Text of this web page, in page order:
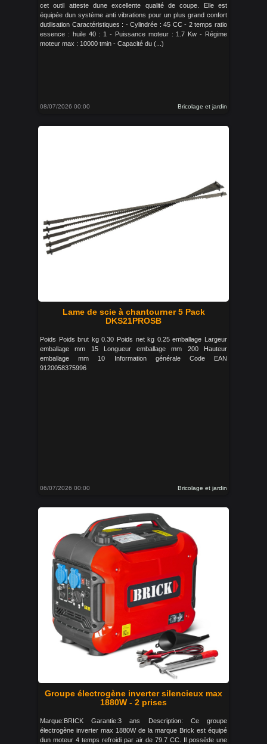
cet outil atteste dune excellente qualité de coupe. Elle est
équipée dun système anti vibrations pour un plus grand confort
dutilisation Caractéristiques : - Cylindrée : 45 CC - 2 temps ratio
essence : huile 40 : 1 - Puissance moteur : 1.7 Kw - Régime
moteur max : 10000 tmin - Capacité du (...)
08/07/2026 00:00 Bricolage et jardin
Lame de scie à chantourner 5 Pack
DKS21PROSB
Poids Poids brut kg 0.30 Poids net kg 0.25 emballage Largeur
emballage mm 15 Longueur emballage mm 200 Hauteur
emballage mm 10 Information générale Code EAN
9120058375996
06/07/2026 00:00 Bricolage et jardin
Groupe électrogène inverter silencieux max
1880W - 2 prises
Marque:BRICK Garantie:3 ans Description: Ce groupe
électrogène inverter max 1880W de la marque Brick est équipé
dun moteur 4 temps refroidi par air de 79.7 CC. Il possède une